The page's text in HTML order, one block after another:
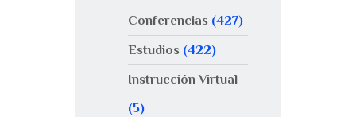
Conferencias (427)
Estudios (422)
Instrucción Virtual
(5)